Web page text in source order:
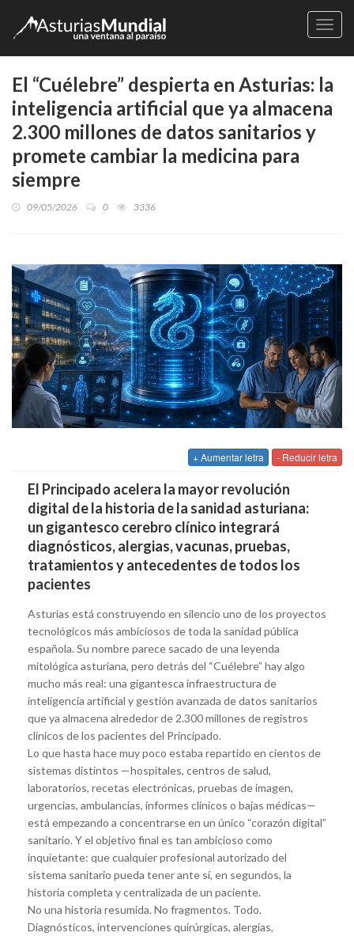
El “Cuélebre” despierta en Asturias: la
inteligencia artificial que ya almacena
2.300 millones de datos sanitarios y
promete cambiar la medicina para
siempre
09/05/2026 0 3336
+ Aumentar letra - Reducir letra
El Principado acelera la mayor revolución
digital de la historia de la sanidad asturiana:
un gigantesco cerebro clínico integrará
diagnósticos, alergias, vacunas, pruebas,
tratamientos y antecedentes de todos los
pacientes
Asturias está construyendo en silencio uno de los proyectos
tecnológicos más ambiciosos de toda la sanidad pública
española. Su nombre parece sacado de una leyenda
mitológica asturiana, pero detrás del “Cuélebre” hay algo
mucho más real: una gigantesca infraestructura de
inteligencia artificial y gestión avanzada de datos sanitarios
que ya almacena alrededor de 2.300 millones de registros
clínicos de los pacientes del Principado.
Lo que hasta hace muy poco estaba repartido en cientos de
sistemas distintos —hospitales, centros de salud,
laboratorios, recetas electrónicas, pruebas de imagen,
urgencias, ambulancias, informes clínicos o bajas médicas—
está empezando a concentrarse en un único “corazón digital”
sanitario. Y el objetivo final es tan ambicioso como
inquietante: que cualquier profesional autorizado del
sistema sanitario pueda tener ante sí, en segundos, la
historia completa y centralizada de un paciente.
No una historia resumida. No fragmentos. Todo.
Diagnósticos, intervenciones quirúrgicas, alergias,